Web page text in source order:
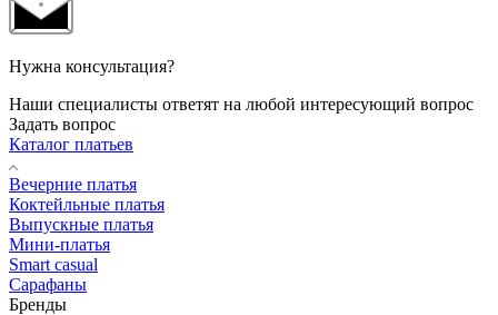
Нужна консультация?
Наши специалисты ответят на любой интересующий вопрос
Задать вопрос
Каталог платьев
Вечерние платья
Коктейльные платья
Выпускные платья
Мини-платья
Smart casual
Сарафаны
Бренды